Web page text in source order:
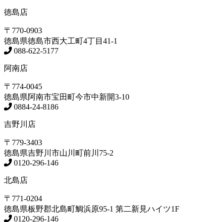
徳島店
〒770-0903
徳島県徳島市西大工町4丁目41-1
088-622-5177
阿南店
〒774-0045
徳島県阿南市宝田町今市中新開3-10
0884-24-8186
吉野川店
〒779-3403
徳島県吉野川市山川町前川75-2
0120-296-146
北島店
〒771-0204
徳島県板野郡北島町 鯛浜原95-1 第二新見ハイツ1F
0120-296-146